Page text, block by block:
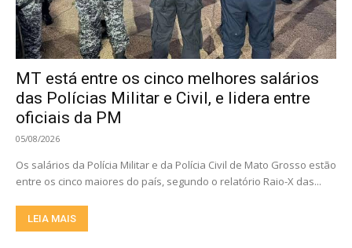
MT está entre os cinco melhores salários
das Polícias Militar e Civil, e lidera entre
oficiais da PM
05/08/2026
Os salários da Polícia Militar e da Polícia Civil de Mato Grosso estão
entre os cinco maiores do país, segundo o relatório Raio-X das...
LEIA MAIS